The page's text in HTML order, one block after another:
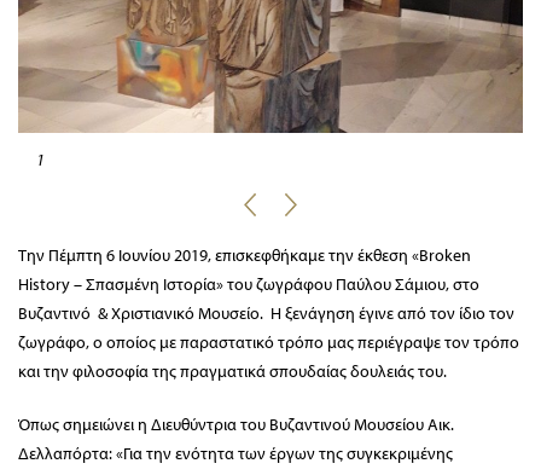
1
Tην Πέμπτη 6 Ιουνίου 2019, επισκεφθήκαμε την έκθεση «Broken
History – Σπασμένη Ιστορία» του ζωγράφου Παύλου Σάμιου, στο
Βυζαντινό & Χριστιανικό Μουσείο. Η ξενάγηση έγινε από τον ίδιο τον
ζωγράφο, ο οποίος με παραστατικό τρόπο μας περιέγραψε τον τρόπο
και την φιλοσοφία της πραγματικά σπουδαίας δουλειάς του.
Όπως σημειώνει η Διευθύντρια του Βυζαντινού Μουσείου Αικ.
Δελλαπόρτα: «Για την ενότητα των έργων της συγκεκριμένης